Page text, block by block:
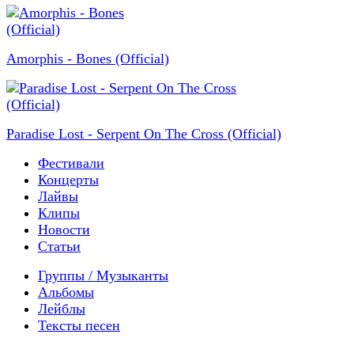
Amorphis - Bones (Official)
Paradise Lost - Serpent On The Cross (Official)
Фестивали
Концерты
Лайвы
Клипы
Новости
Статьи
Группы / Музыканты
Альбомы
Лейблы
Тексты песен